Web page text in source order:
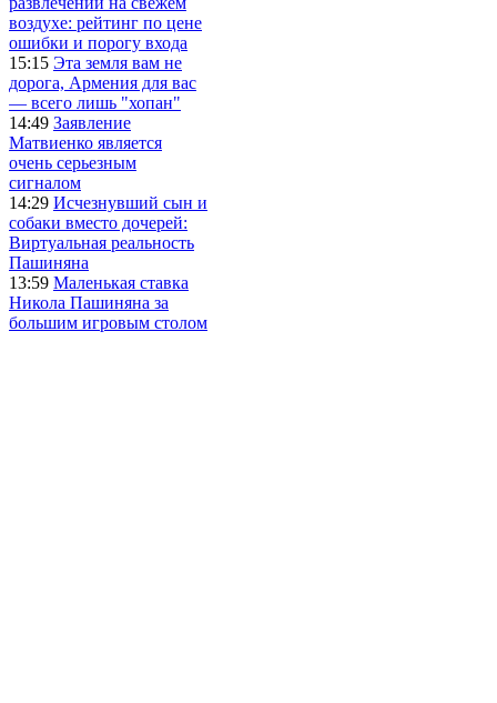
воздухе: рейтинг по цене
ошибки и порогу входа
15:15 Эта земля вам не
дорога, Армения для вас
— всего лишь "хопан"
14:49 Заявление
Матвиенко является
очень серьезным
сигналом
14:29 Исчезнувший сын и
собаки вместо дочерей:
Виртуальная реальность
Пашиняна
13:59 Маленькая ставка
Никола Пашиняна за
большим игровым столом